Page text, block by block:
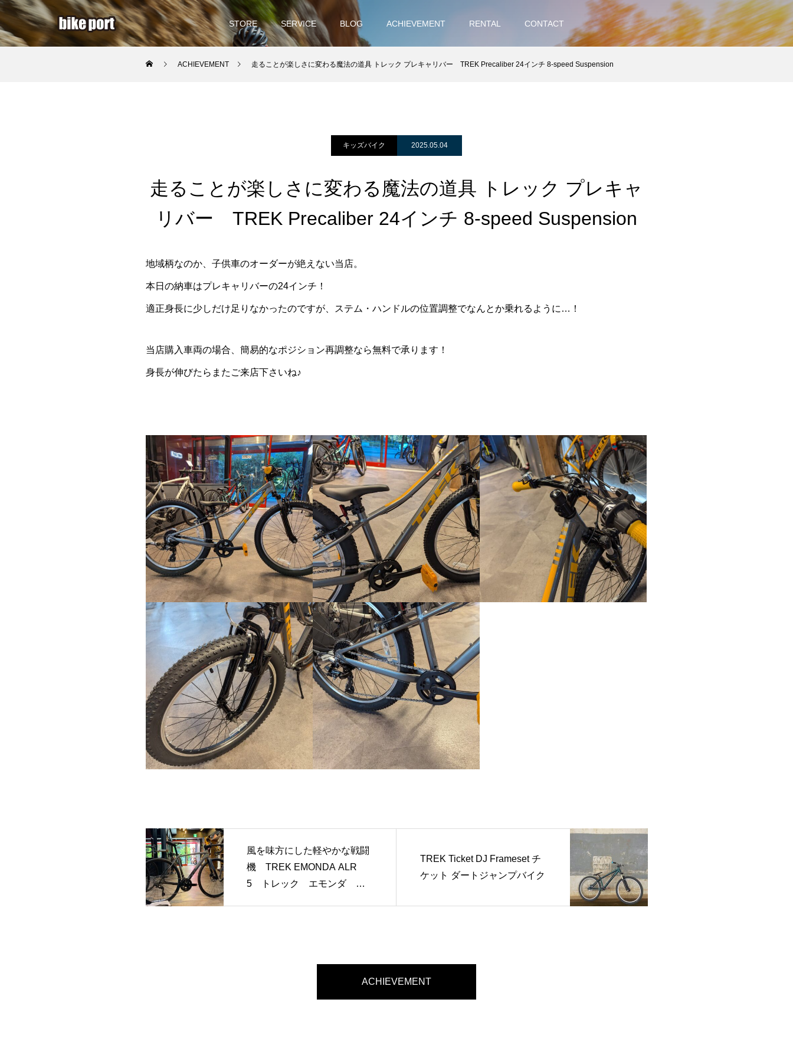
STORE SERVICE BLOG ACHIEVEMENT RENTAL CONTACT
ACHIEVEMENT 走ることが楽しさに変わる魔法の道具 トレック プレキャリバー TREK Precaliber 24インチ 8-speed Suspension
キッズバイク 2025.05.04
走ることが楽しさに変わる魔法の道具 トレック プレキャ
リバー TREK Precaliber 24インチ 8-speed Suspension
地域柄なのか、子供車のオーダーが絶えない当店。
本日の納車はプレキャリバーの24インチ！
適正身長に少しだけ足りなかったのですが、ステム・ハンドルの位置調整でなんとか乗れるように…！
当店購入車両の場合、簡易的なポジション再調整なら無料で承ります！
身長が伸びたらまたご来店下さいね♪
風を味方にした軽やかな戦闘
機 TREK EMONDA ALR
5 トレック エモンダ ア
TREK Ticket DJ Frameset チ
ケット ダートジャンプバイク
ACHIEVEMENT